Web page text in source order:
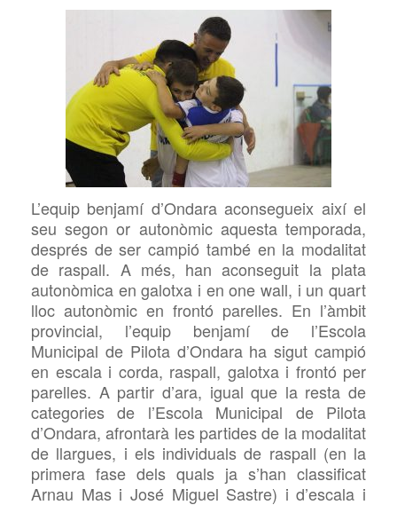
L’equip benjamí d’Ondara aconsegueix així el
seu segon or autonòmic aquesta temporada,
després de ser campió també en la modalitat
de raspall. A més, han aconseguit la plata
autonòmica en galotxa i en one wall, i un quart
lloc autonòmic en frontó parelles. En l’àmbit
provincial, l’equip benjamí de l’Escola
Municipal de Pilota d’Ondara ha sigut campió
en escala i corda, raspall, galotxa i frontó per
parelles. A partir d’ara, igual que la resta de
categories de l’Escola Municipal de Pilota
d’Ondara, afrontarà les partides de la modalitat
de llargues, i els individuals de raspall (en la
primera fase dels quals ja s’han classificat
Arnau Mas i José Miguel Sastre) i d’escala i